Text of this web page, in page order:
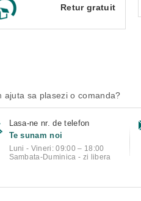
Retur gratuit
ajuta sa plasezi o comanda?
Lasa-ne nr. de telefon
Te sunam noi
Luni - Vineri: 09:00 – 18:00
Sambata-Duminica - zi libera